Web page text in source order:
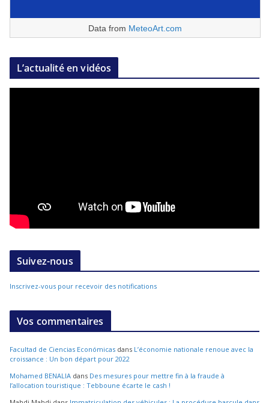
Data from MeteoArt.com
L’actualité en vidéos
Suivez-nous
Inscrivez-vous pour recevoir des notifications
Vos commentaires
Facultad de Ciencias Económicas dans L’économie nationale renoue avec la
croissance : Un bon départ pour 2022
Mohamed BENALIA dans Des mesures pour mettre fin à la fraude à
l’allocation touristique : Tebboune écarte le cash !